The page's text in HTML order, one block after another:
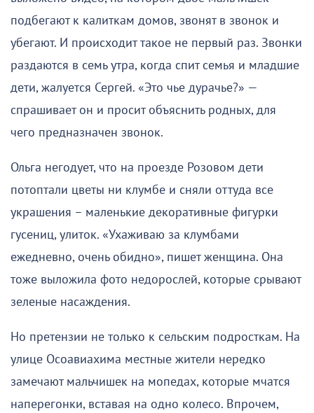
подбегают к калиткам домов, звонят в звонок и
убегают. И происходит такое не первый раз. Звонки
раздаются в семь утра, когда спит семья и младшие
дети, жалуется Сергей. «Это чье дурачье?» —
спрашивает он и просит объяснить родных, для
чего предназначен звонок.
Ольга негодует, что на проезде Розовом дети
потоптали цветы ни клумбе и сняли оттуда все
украшения – маленькие декоративные фигурки
гусениц, улиток. «Ухаживаю за клумбами
ежедневно, очень обидно», пишет женщина. Она
тоже выложила фото недорослей, которые срывают
зеленые насаждения.
Но претензии не только к сельским подросткам. На
улице Осоавиахима местные жители нередко
замечают мальчишек на мопедах, которые мчатся
наперегонки, вставая на одно колесо. Впрочем,